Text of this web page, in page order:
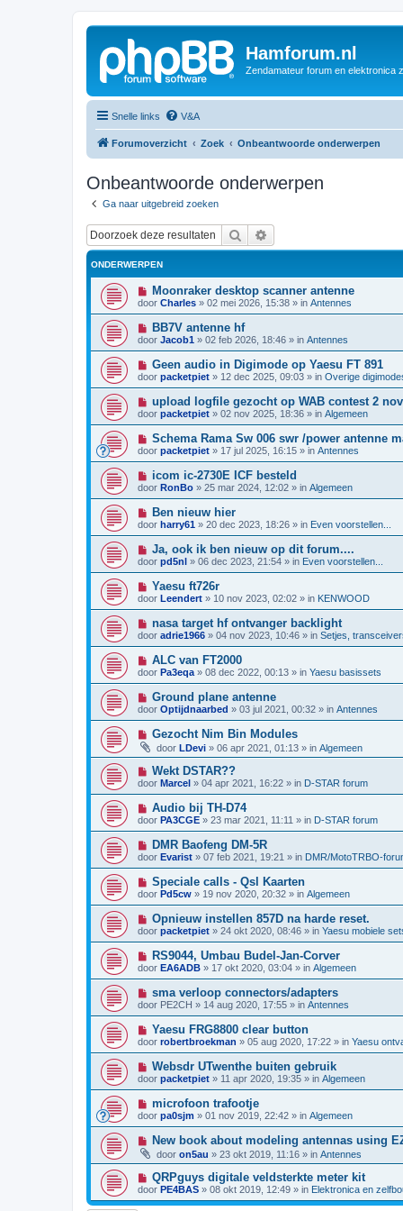
Hamforum.nl
Zendamateur forum en elektronica
Snelle links V&A
Forumoverzicht Zoek Onbeantwoorde onderwerpen
Onbeantwoorde onderwerpen
Ga naar uitgebreid zoeken
Zoek
ONDERWERPEN
N
i
e
u
w
b
e
i
c
Moonraker desktop scanner antenne
door Charles » 02 mei 2026, 15:38 » in Antennes
N
i
e
w
b
e
i
c
h
BB7V antenne hf
door Jacob1 » 02 feb 2026, 18:46 » in Antennes
N
i
e
w
b
e
i
c
h
Geen audio in Digimode op Yaesu FT 891
door packetpiet » 12 dec 2025, 09:03 » in Overige
N
i
e
u
w
b
e
i
c
h
upload logfile gezocht op WAB contest 2
door packetpiet » 02 nov 2025, 18:36 » in Algemeen
N
i
e
u
w
b
e
i
c
Schema Rama Sw 006 swr /power antenne
door packetpiet » 17 jul 2025, 16:15 » in Antennes
N
i
e
u
w
b
e
i
c
h
icom ic-2730E ICF besteld
door RonBo » 25 mar 2024, 12:02 » in Algemeen
N
i
e
w
b
e
i
c
Ben nieuw hier
door harry61 » 20 dec 2023, 18:26 » in Even voorstellen...
N
i
e
u
w
b
e
i
c
Ja, ook ik ben nieuw op dit forum....
door pd5nl » 06 dec 2023, 21:54 » in Even voorstellen...
N
i
e
w
b
e
i
c
h
Yaesu ft726r
door Leendert » 10 nov 2023, 02:02 » in KENWOOD
N
i
e
w
b
e
i
c
h
nasa target hf ontvanger backlight
door adrie1966 » 04 nov 2023, 10:46 » in Setjes,
N
i
e
w
b
e
i
c
h
ALC van FT2000
door Pa3eqa » 08 dec 2022, 00:13 » in Yaesu basissets
N
i
e
w
b
e
i
c
Ground plane antenne
door Optijdnaarbed » 03 jul 2021, 00:32 » in Antennes
N
e
u
w
b
e
i
c
h
Gezocht Nim Bin Modules
door LDevi » 06 apr 2021, 01:13 » in Algemeen
N
i
e
w
b
e
i
c
h
Wekt DSTAR??
door Marcel » 04 apr 2021, 16:22 » in D-STAR forum
N
i
e
u
w
b
e
i
c
h
Audio bij TH-D74
door PA3CGE » 23 mar 2021, 11:11 » in D-STAR forum
N
i
e
u
w
b
e
i
c
h
DMR Baofeng DM-5R
door Evarist » 07 feb 2021, 19:21 » in DMR/MotoTRBO-
N
i
e
w
b
e
i
c
Speciale calls - Qsl Kaarten
door Pd5cw » 19 nov 2020, 20:32 » in Algemeen
N
i
e
u
w
b
e
i
c
h
Opnieuw instellen 857D na harde reset.
door packetpiet » 24 okt 2020, 08:46 » in Yaesu mobiele
N
i
e
w
b
e
i
c
h
RS9044, Umbau Budel-Jan-Corver
door EA6ADB » 17 okt 2020, 03:04 » in Algemeen
N
i
e
u
w
b
e
i
c
sma verloop connectors/adapters
door PE2CH » 14 aug 2020, 17:55 » in Antennes
N
i
e
u
w
b
e
i
c
h
Yaesu FRG8800 clear button
door robertbroekman » 05 aug 2020, 17:22 » in Yaesu
N
i
e
w
b
e
i
c
h
Websdr UTwenthe buiten gebruik
door packetpiet » 11 apr 2020, 19:35 » in Algemeen
N
i
e
u
w
b
e
i
c
microfoon trafootje
door pa0sjm » 01 nov 2019, 22:42 » in Algemeen
N
e
w
b
e
New book about modeling antennas using
door on5au » 23 okt 2019, 11:16 » in Antennes
N
i
e
u
QRPguys digitale veldsterkte meter kit
door PE4BAS » 08 okt 2019, 12:49 » in Elektronica en